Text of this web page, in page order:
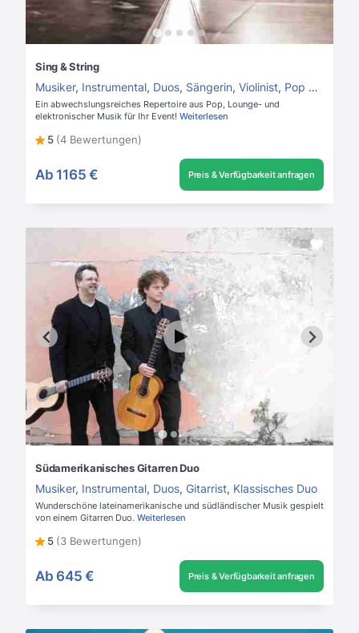
Sing & String
Musiker, Instrumental, Duos, Sängerin, Violinist, Pop Duo
Ein abwechslungsreiches Repertoire aus Pop, Lounge- und
elektronischer Musik für Ihr Event! Weiterlesen
5 (4 Bewertungen)
Ab 1165 € Preis & Verfügbarkeit anfragen
Südamerikanisches Gitarren Duo
Musiker, Instrumental, Duos, Gitarrist, Klassisches Duo
Wunderschöne lateinamerikanische und südländischer Musik gespielt
von einem Gitarren Duo. Weiterlesen
5 (3 Bewertungen)
Ab 645 € Preis & Verfügbarkeit anfragen